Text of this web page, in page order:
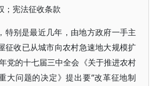
；宪法征收条款
特别是最近几年，由地方政府一手主
征收已从城市向农村急速地大规模扩
党的十七届三中全会《关于推进农村
大问题的决定》提出要“改革征地制